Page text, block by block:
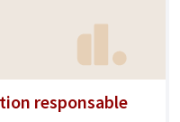
responsable